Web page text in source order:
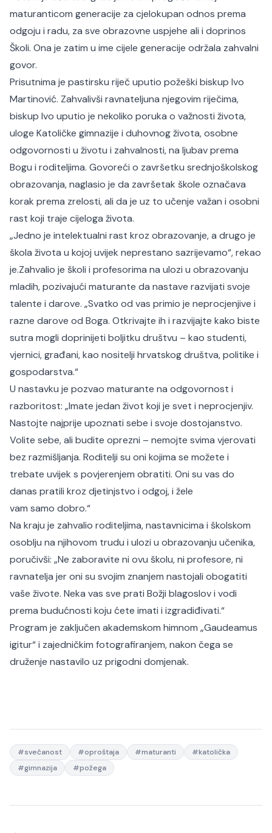
maturanticom generacije za cjelokupan odnos prema
odgoju i radu, za sve obrazovne uspjehe ali i doprinos
Školi. Ona je zatim u ime cijele generacije održala zahvalni
govor.
Prisutnima je pastirsku riječ uputio požeški biskup Ivo
Martinović. Zahvalivši ravnateljuna njegovim riječima,
biskup Ivo uputio je nekoliko poruka o važnosti života,
uloge Katoličke gimnazije i duhovnog života, osobne
odgovornosti u životu i zahvalnosti, na ljubav prema
Bogu i roditeljima. Govoreći o završetku srednjoškolskog
obrazovanja, naglasio je da završetak škole označava
korak prema zrelosti, ali da je uz to učenje važan i osobni
rast koji traje cijeloga života.
„Jedno je intelektualni rast kroz obrazovanje, a drugo je
škola života u kojoj uvijek neprestano sazrijevamo“, rekao
je.Zahvalio je školi i profesorima na ulozi u obrazovanju
mladih, pozivajući maturante da nastave razvijati svoje
talente i darove. „Svatko od vas primio je neprocjenjive i
razne darove od Boga. Otkrivajte ih i razvijajte kako biste
sutra mogli doprinijeti boljitku društvu – kao studenti,
vjernici, građani, kao nositelji hrvatskog društva, politike i
gospodarstva.“
U nastavku je pozvao maturante na odgovornost i
razboritost: „Imate jedan život koji je svet i neprocjenjiv.
Nastojte najprije upoznati sebe i svoje dostojanstvo.
Volite sebe, ali budite oprezni – nemojte svima vjerovati
bez razmišljanja. Roditelji su oni kojima se možete i
trebate uvijek s povjerenjem obratiti. Oni su vas do
danas pratili kroz djetinjstvo i odgoj, i žele
vam samo dobro.“
Na kraju je zahvalio roditeljima, nastavnicima i školskom
osoblju na njihovom trudu i ulozi u obrazovanju učenika,
poručivši: „Ne zaboravite ni ovu školu, ni profesore, ni
ravnatelja jer oni su svojim znanjem nastojali obogatiti
vaše živote. Neka vas sve prati Božji blagoslov i vodi
prema budućnosti koju ćete imati i izgradiđivati.“
Program je zaključen akademskom himnom „Gaudeamus
igitur“ i zajedničkim fotografiranjem, nakon čega se
druženje nastavilo uz prigodni domjenak.
#svečanost #oproštaja #maturanti #katolička
#gimnazija #požega